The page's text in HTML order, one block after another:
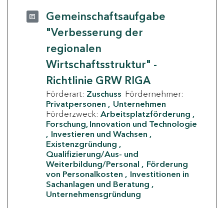
Gemeinschaftsaufgabe
"Verbesserung der
regionalen
Wirtschaftsstruktur" -
Richtlinie GRW RIGA
Förderart: Zuschuss Fördernehmer:
Privatpersonen
Unternehmen
Förderzweck: Arbeitsplatzförderung
Forschung, Innovation und Technologie
Investieren und Wachsen
Existenzgründung
Qualifizierung/Aus- und
Weiterbildung/Personal
Förderung
von Personalkosten
Investitionen in
Sachanlagen und Beratung
Unternehmensgründung